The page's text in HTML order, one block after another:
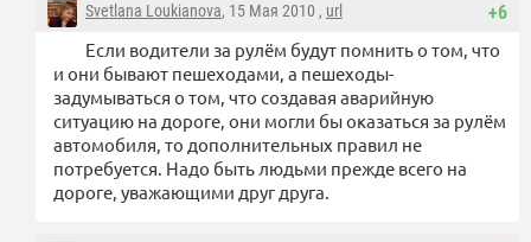
+6
Svetlana Loukianova, 15 Мая 2010 , url
Если водители за рулём будут помнить о том, что
и они бывают пешеходами, а пешеходы-
задумываться о том, что создавая аварийную
ситуацию на дороге, они могли бы оказаться за рулём
автомобиля, то дополнительных правил не
потребуется. Надо быть людьми прежде всего на
дороге, уважающими друг друга.